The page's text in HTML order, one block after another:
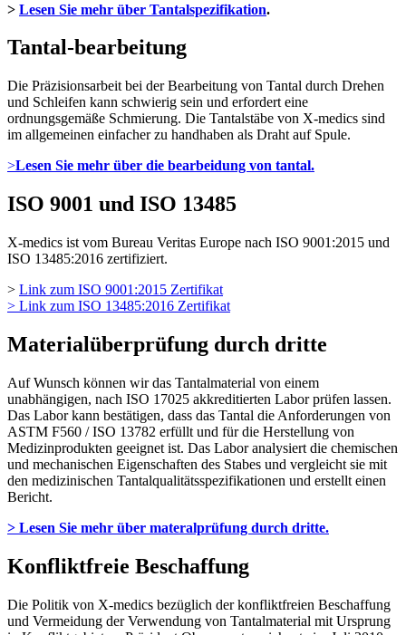
> Lesen Sie mehr über Tantalspezifikation.
Tantal-bearbeitung
Die Präzisionsarbeit bei der Bearbeitung von Tantal durch Drehen
und Schleifen kann schwierig sein und erfordert eine
ordnungsgemäße Schmierung. Die Tantalstäbe von X-medics sind
im allgemeinen einfacher zu handhaben als Draht auf Spule.
>Lesen Sie mehr über die bearbeidung von tantal.
ISO 9001 und ISO 13485
X-medics ist vom Bureau Veritas Europe nach ISO 9001:2015 und
ISO 13485:2016 zertifiziert.
> Link zum ISO 9001:2015 Zertifikat
> Link zum ISO 13485:2016 Zertifikat
Materialüberprüfung durch dritte
Auf Wunsch können wir das Tantalmaterial von einem
unabhängigen, nach ISO 17025 akkreditierten Labor prüfen lassen.
Das Labor kann bestätigen, dass das Tantal die Anforderungen von
ASTM F560 / ISO 13782 erfüllt und für die Herstellung von
Medizinprodukten geeignet ist. Das Labor analysiert die chemischen
und mechanischen Eigenschaften des Stabes und vergleicht sie mit
den medizinischen Tantalqualitätsspezifikationen und erstellt einen
Bericht.
> Lesen Sie mehr über materalprüfung durch dritte.
Konfliktfreie Beschaffung
Die Politik von X-medics bezüglich der konfliktfreien Beschaffung
und Vermeidung der Verwendung von Tantalmaterial mit Ursprung